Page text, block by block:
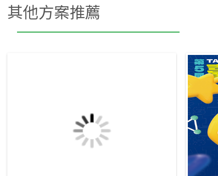
其他方案推薦